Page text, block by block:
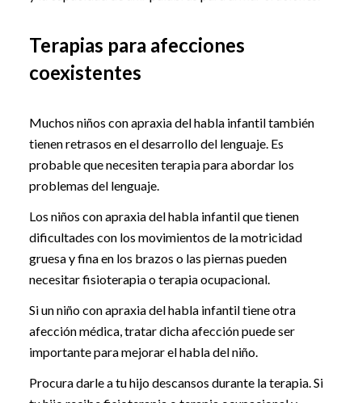
Terapias para afecciones
coexistentes
Muchos niños con apraxia del habla infantil también
tienen retrasos en el desarrollo del lenguaje. Es
probable que necesiten terapia para abordar los
problemas del lenguaje.
Los niños con apraxia del habla infantil que tienen
dificultades con los movimientos de la motricidad
gruesa y fina en los brazos o las piernas pueden
necesitar fisioterapia o terapia ocupacional.
Si un niño con apraxia del habla infantil tiene otra
afección médica, tratar dicha afección puede ser
importante para mejorar el habla del niño.
Procura darle a tu hijo descansos durante la terapia. Si